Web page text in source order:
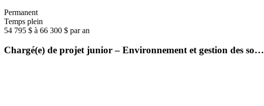
Permanent
Temps plein
54 795 $ à 66 300 $ par an
Chargé(e) de projet junior – Environnement et gestion des so…